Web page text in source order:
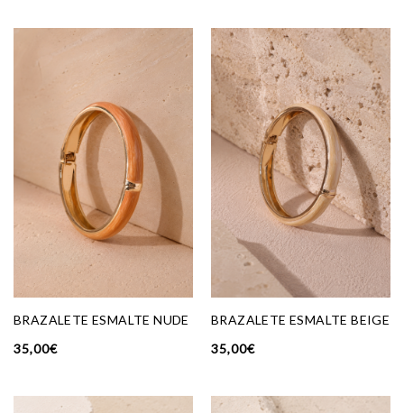
BRAZALETE ESMALTE NUDE
35,00€
BRAZALETE ESMALTE BEIGE
35,00€